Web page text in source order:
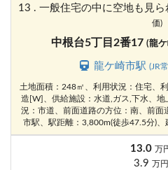
13 . 一般住宅の中に空地も見
価)
中根台5丁目2番17 (龍
龍ケ崎市駅(JR
土地面積：248㎡、利用状況：住宅、
造[W]、供給施設：水道,ガス,下水、
況：市道、前面道路の方位：南、前面
市駅、駅距離：3,800m(徒歩47.5分)
13.0 万
3.9 万